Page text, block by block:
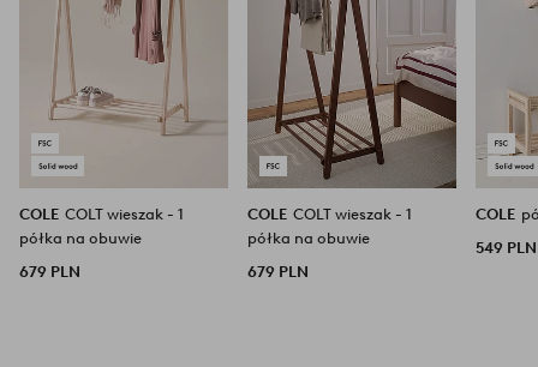
COLE COLT wieszak - 1
półka na obuwie
679 PLN
COLE COLT wieszak - 1
półka na obuwie
679 PLN
COLE
549 PLN